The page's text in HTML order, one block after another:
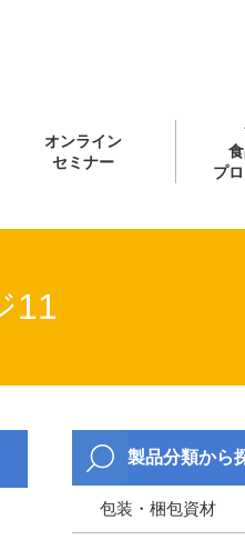
オンライン
セミナー
プ
11
製品分類から
包装・梱包資材